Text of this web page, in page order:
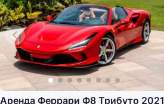
Аренда Феррари Ф8 Трибуто 2021